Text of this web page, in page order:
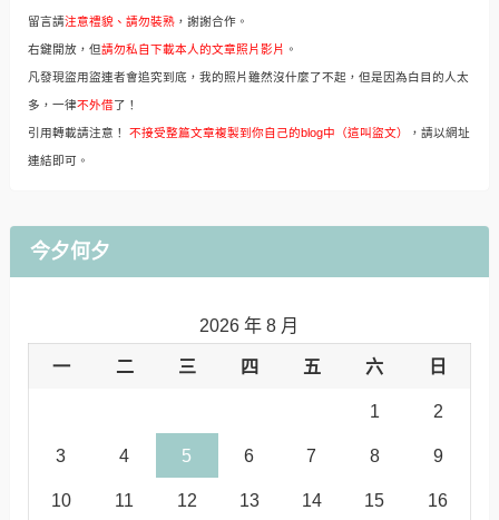
留言請注意禮貌、請勿裝熟，謝謝合作。
右鍵開放，但請勿私自下載本人的文章照片影片 。
凡發現盜用盜連者會追究到底，我的照片雖然沒什麼了不起，但是因為白目的人太
多，一律不外借了！
引用轉載請注意！ 不接受整篇文章複製到你自己的blog中（這叫盜文） ，請以網址
連結即可。
今夕何夕
2026 年 8 月
一 二 三 四 五 六 日
1 2
3 4 5 6 7 8 9
10 11 12 13 14 15 16